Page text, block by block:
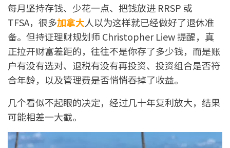
每月坚持存钱、少花一点、把钱放进 RRSP 或
TFSA，很多加拿大人以为这样就已经做好了退休准
备。但持证理财规划师 Christopher Liew 提醒，真
正拉开财富差距的，往往不是你存了多少钱，而是账
户有没有选对、退税有没有再投资、投资组合是否符
合年龄，以及管理费是否悄悄吞掉了收益。
几个看似不起眼的决定，经过几十年复利放大，结果
可能相差一大截。